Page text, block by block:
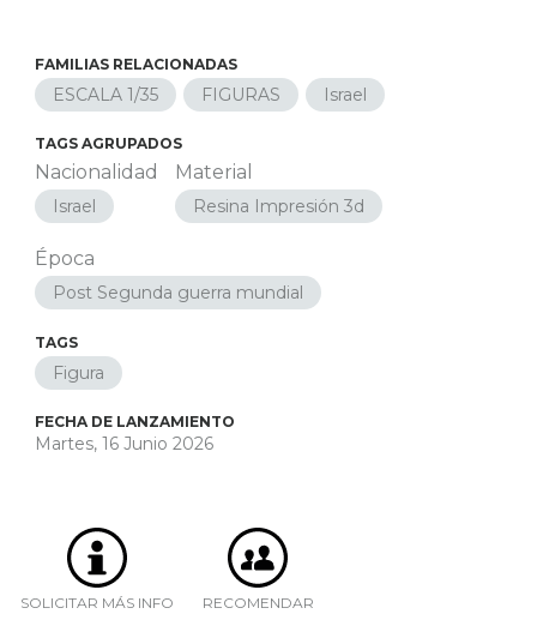
FAMILIAS RELACIONADAS
ESCALA 1/35 FIGURAS Israel
TAGS AGRUPADOS
Nacionalidad
Israel
Material
Resina Impresión 3d
Época
Post Segunda guerra mundial
TAGS
Figura
FECHA DE LANZAMIENTO
Martes, 16 Junio 2026
SOLICITAR MÁS INFO RECOMENDAR